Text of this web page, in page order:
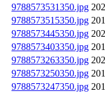
9788573531350.jpg
9788573515350.jpg
9788573445350.jpg
9788573403350.jpg
9788573263350.jpg
9788573250350.jpg
9788573247350.jpg